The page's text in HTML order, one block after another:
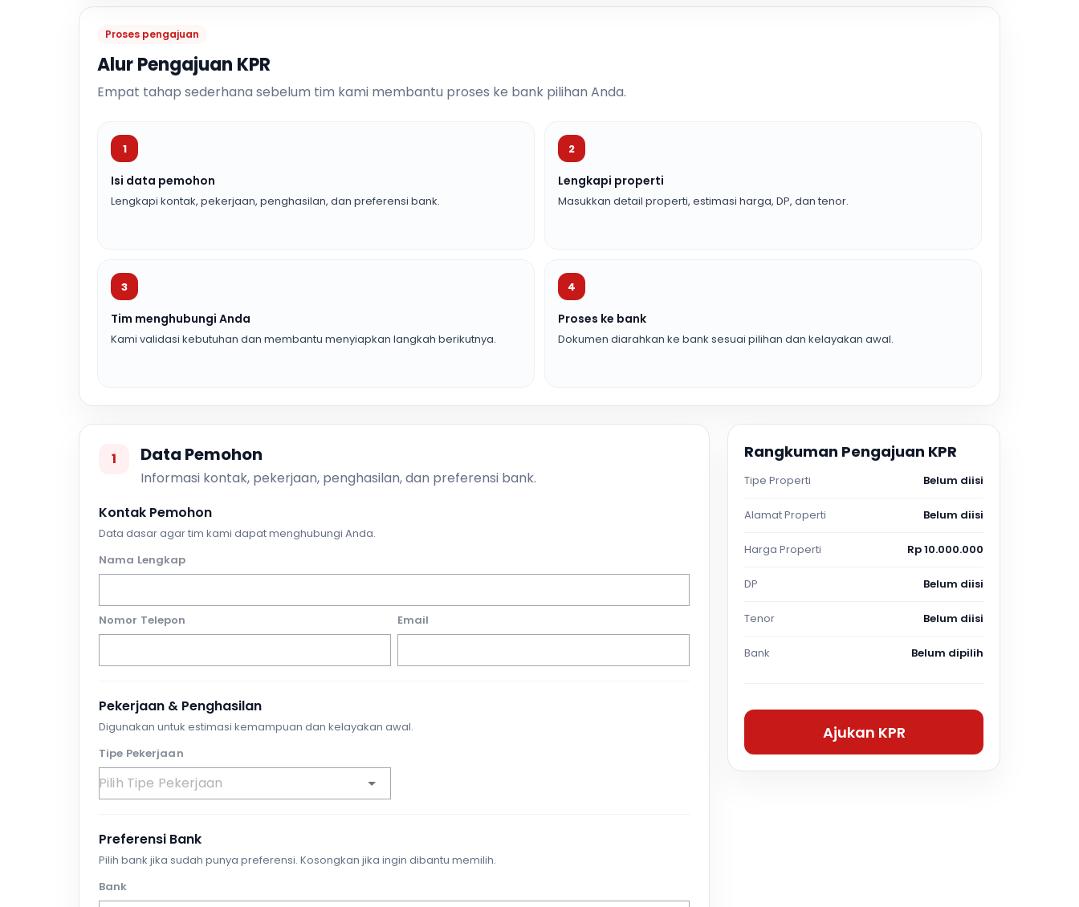
Proses pengajuan
Alur Pengajuan KPR
Empat tahap sederhana sebelum tim kami membantu proses ke bank pilihan Anda.
1
Isi data pemohon
Lengkapi kontak, pekerjaan, penghasilan, dan preferensi bank.
2
Lengkapi properti
Masukkan detail properti, estimasi harga, DP, dan tenor.
3
Tim menghubungi Anda
Kami validasi kebutuhan dan membantu menyiapkan langkah berikutnya.
4
Proses ke bank
Dokumen diarahkan ke bank sesuai pilihan dan kelayakan awal.
1 Data Pemohon
Informasi kontak, pekerjaan, penghasilan, dan preferensi bank.
Kontak Pemohon
Data dasar agar tim kami dapat menghubungi Anda.
Nama Lengkap
Nomor Telepon Email
Pekerjaan & Penghasilan
Digunakan untuk estimasi kemampuan dan kelayakan awal.
Tipe Pekerjaan
Preferensi Bank
Pilih bank jika sudah punya preferensi. Kosongkan jika ingin dibantu memilih.
Bank
Rangkuman Pengajuan KPR
Tipe Properti Belum diisi
Alamat Properti Belum diisi
Harga Properti Rp 10.000.000
DP Belum diisi
Tenor Belum diisi
Bank Belum dipilih
Ajukan KPR